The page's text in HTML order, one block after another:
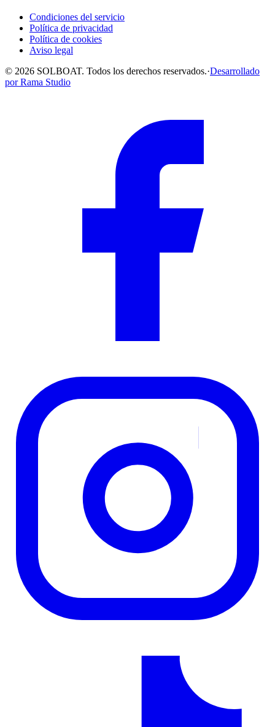
Condiciones del servicio
Política de privacidad
Política de cookies
Aviso legal
© 2026 SOLBOAT. Todos los derechos reservados.·Desarrollado
porRama Studio